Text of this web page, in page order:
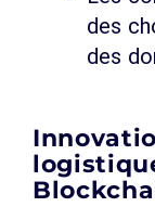
des
des